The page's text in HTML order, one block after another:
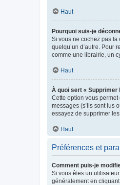
Haut
Pourquoi suis-je
Si vous ne cochez pas la
quelqu’un d’autre. Pour
comme une librairie, un
Haut
À quoi sert « Supprimer
Cette option vous
messages (s’ils sont lus
essayez de supprimer les
Haut
Préférences et
Comment puis-je
Si vous êtes un
généralement en